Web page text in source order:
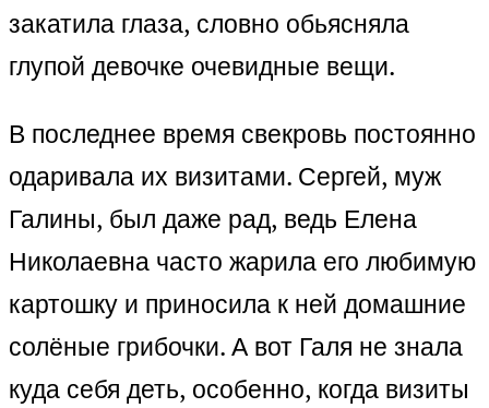
закатила глаза, словно обьясняла
глупой девочке очевидные вещи.
В последнее время свекровь постоянно
одаривала их визитами. Сергей, муж
Галины, был даже рад, ведь Елена
Николаевна часто жарила его любимую
картошку и приносила к ней домашние
солёные грибочки. А вот Галя не знала
куда себя деть, особенно, когда визиты